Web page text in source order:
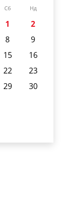
Сб Нд
1
2
8
9
15
16
22
23
29
30